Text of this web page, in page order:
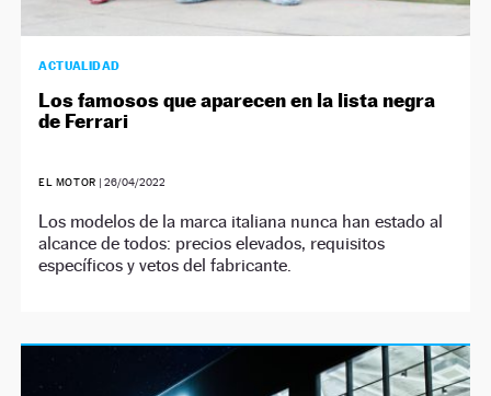
ACTUALIDAD
Los famosos que aparecen en la lista negra
de Ferrari
EL MOTOR | 26/04/2022
Los modelos de la marca italiana nunca han estado al
alcance de todos: precios elevados, requisitos
específicos y vetos del fabricante.